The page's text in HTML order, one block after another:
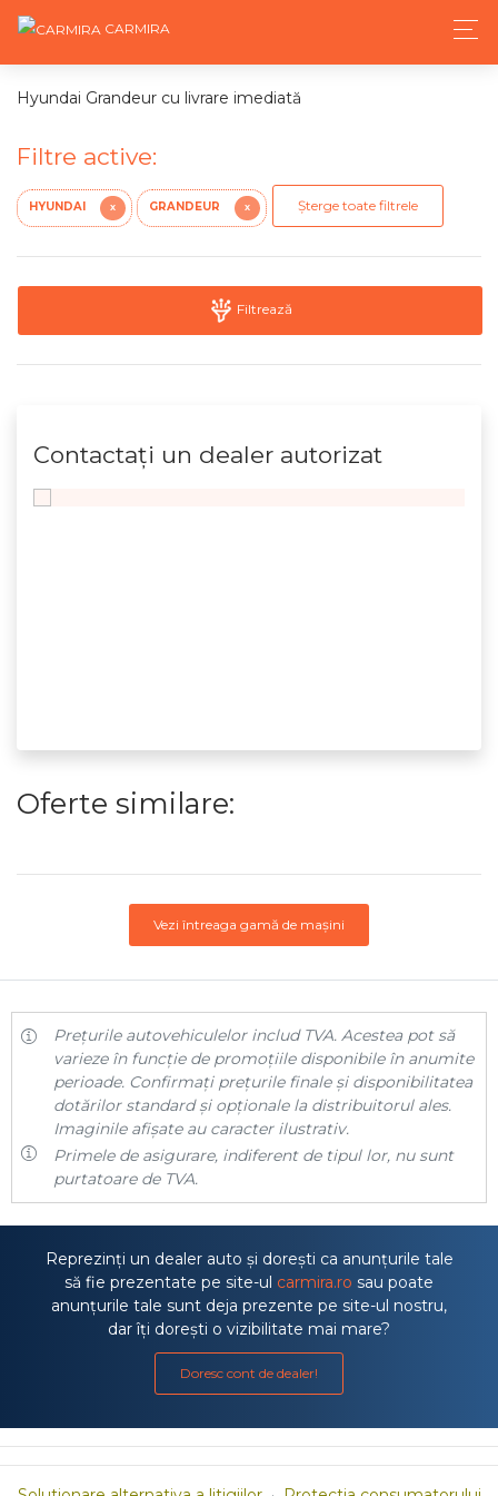
CARMIRA
Hyundai Grandeur cu livrare imediată
Filtre active:
HYUNDAI X GRANDEUR X Șterge toate filtrele
Filtrează
Contactaţi un dealer autorizat
Oferte similare:
Vezi întreaga gamă de mașini
Prețurile autovehiculelor includ TVA. Acestea pot să
varieze în funcție de promoțiile disponibile în anumite
perioade. Confirmați prețurile finale și disponibilitatea
dotărilor standard și opționale la distribuitorul ales.
Imaginile afișate au caracter ilustrativ.
Primele de asigurare, indiferent de tipul lor, nu sunt
purtatoare de TVA.
Reprezinți un dealer auto și dorești ca anunțurile tale
să fie prezentate pe site-ul carmira.ro sau poate
anunțurile tale sunt deja prezente pe site-ul nostru,
dar îți dorești o vizibilitate mai mare?
Doresc cont de dealer!